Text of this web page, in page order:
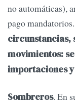
no automáticas),
pago mandatorios.
circunstancias,
movimientos:
importaciones
Sombreros. En